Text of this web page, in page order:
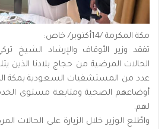
مكة المكرمة /14أكتوبر/ خاص:
تفقد وزير الأوقاف والإرشاد الشيخ
الحالات المرضية من حجاج بلادنا الذين
عدد من المستشفيات السعودية بمكة
أوضاعهم الصحية ومتابعة مستوى
لهم.
واطّلع الوزير خلال الزيارة على الحالات